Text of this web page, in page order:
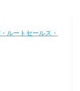
ルートセールス・